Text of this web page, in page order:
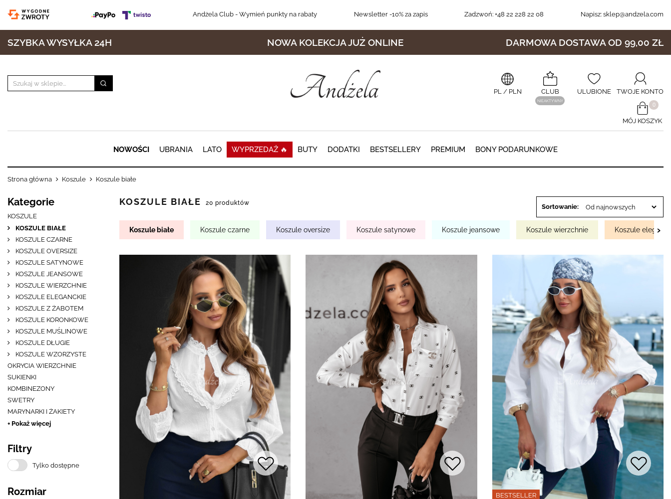
Andżela Club- Wymień punkty na rabaty Newsletter-10% za zapis Zadzwoń: +48 22 228 22 08 Napisz: sklep@andzela.com
SZYBKA WYSYŁKA 24H NOWA KOLEKCJA JUŻ ONLINE DARMOWA DOSTAWA OD 99,00 ZŁ
PL/ PLN CLUB
NIEAKTYWNY
ULUBIONE TWOJE KONTO
​0
MÓJ KOSZYK
NOWOŚCI UBRANIA LATO WYPRZEDAŻ 🔥 BUTY DODATKI BESTSELLERY PREMIUM BONY PODARUNKOWE
Strona główna Koszule Koszule białe
Kategorie
KOSZULE
KOSZULE BIAŁE
KOSZULE CZARNE
KOSZULE OVERSIZE
KOSZULE SATYNOWE
KOSZULE JEANSOWE
KOSZULE WIERZCHNIE
KOSZULE ELEGANCKIE
KOSZULE Z ŻABOTEM
KOSZULE KORONKOWE
KOSZULE MUŚLINOWE
KOSZULE DŁUGIE
KOSZULE WZORZYSTE
OKRYCIA WIERZCHNIE
SUKIENKI
KOMBINEZONY
SWETRY
MARYNARKI I ŻAKIETY
+ Pokaż więcej
Filtry
Tylko dostępne
Rozmiar
KOSZULE BIAŁE 20 produktów
Koszule białe Koszule czarne Koszule oversize Koszule satynowe Koszule jeansowe Koszule wierzchnie Koszule ›
Sortowanie:
BESTSELLER